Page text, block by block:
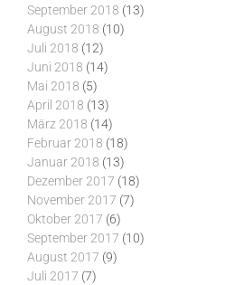
September 2018 (13)
August 2018 (10)
Juli 2018 (12)
Juni 2018 (14)
Mai 2018 (5)
April 2018 (13)
März 2018 (14)
Februar 2018 (18)
Januar 2018 (13)
Dezember 2017 (18)
November 2017 (7)
Oktober 2017 (6)
September 2017 (10)
August 2017 (9)
Juli 2017 (7)